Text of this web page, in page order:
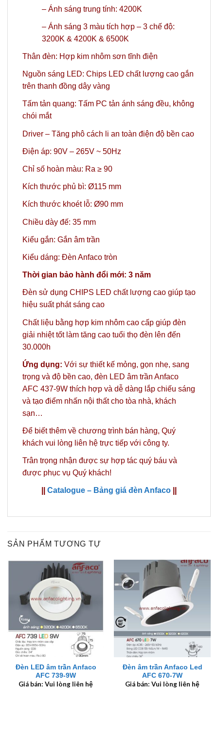
– Ánh sáng trung tính: 4200K
– Ánh sáng 3 màu tích hợp – 3 chế độ:
3200K & 4200K & 6500K
Thân đèn: Hợp kim nhôm sơn tĩnh điện
Nguồn sáng LED: Chips LED chất lượng cao gắn
trên thanh đồng dây vàng
Tấm tản quang: Tấm PC tản ánh sáng đều, không
chói mắt
Driver – Tăng phô cách li an toàn điện độ bền cao
Điện áp: 90V – 265V ~ 50Hz
Chỉ số hoàn màu: Ra ≥ 90
Kích thước phủ bì: Ø115 mm
Kích thước khoét lỗ: Ø90 mm
Chiều dày đế: 35 mm
Kiểu gắn: Gắn âm trần
Kiểu dáng: Đèn Anfaco tròn
Thời gian bảo hành đổi mới: 3 năm
Đèn sử dụng CHIPS LED chất lượng cao giúp tạo
hiệu suất phát sáng cao
Chất liệu bằng hợp kim nhôm cao cấp giúp đèn
giải nhiệt tốt làm tăng cao tuổi thọ đèn lên đến
30.000h
Ứng dụng: Với sự thiết kế mỏng, gọn nhẹ, sang
trọng và độ bền cao, đèn LED âm trần Anfaco
AFC 437-9W thích hợp và dễ dàng lắp chiếu sáng
và tạo điểm nhấn nội thất cho tòa nhà, khách
sạn…
Để biết thêm về chương trình bán hàng, Quý
khách vui lòng liên hệ trực tiếp với công ty.
Trân trọng nhận được sự hợp tác quý báu và
được phục vụ Quý khách!
Catalogue – Bảng giá đèn Anfaco
SẢN PHẨM TƯƠNG TỰ
Đèn LED âm trần Anfaco
AFC 739-9W
Giá bán: Vui lòng liên hệ
Đèn âm trần Anfaco Led
AFC 670-7W
Giá bán: Vui lòng liên hệ